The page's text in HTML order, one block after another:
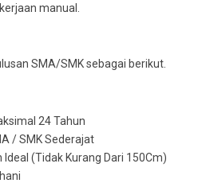
manual.
SMA/SMK sebagai berikut.
24 Tahun
/ SMK Sederajat
(Tidak Kurang Dari 150Cm)